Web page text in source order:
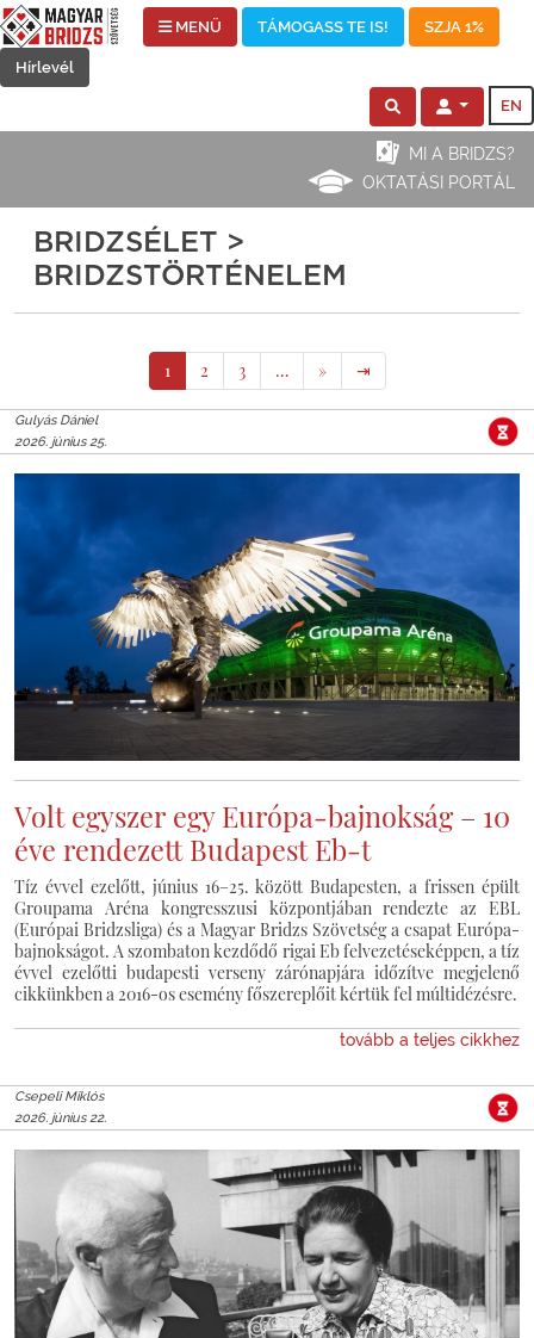
MENÜ TÁMOGASS TE IS! SZJA 1%
Hírlevél
EN
MI A BRIDZS?
OKTATÁSI PORTÁL
BRIDZSÉLET >
BRIDZSTÖRTÉNELEM
1 2 3 … » ⇥
Gulyás Dániel
2026. június 25.
Volt egyszer egy Európa-bajnokság – 10
éve rendezett Budapest Eb-t
Tíz évvel ezelőtt, június 16–25. között Budapesten, a frissen épült
Groupama Aréna kongresszusi központjában rendezte az EBL
(Európai Bridzsliga) és a Magyar Bridzs Szövetség a csapat Európa-
bajnokságot. A szombaton kezdődő rigai Eb felvezetéseképpen, a tíz
évvel ezelőtti budapesti verseny zárónapjára időzítve megjelenő
cikkünkben a 2016-os esemény főszereplőit kértük fel múltidézésre.
tovább a teljes cikkhez
Csepeli Miklós
2026. június 22.